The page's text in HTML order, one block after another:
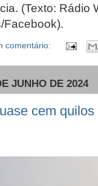
(Texto: Rádio
Facebook).
comentário:
JUNHO DE 2024
cem